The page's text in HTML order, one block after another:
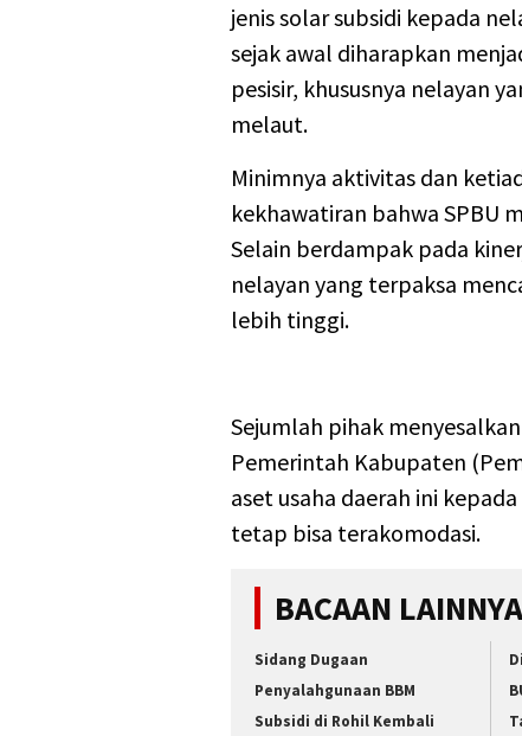
jenis solar subsidi kepada
sejak awal diharapkan
pesisir, khususnya nelayan
melaut.
Minimnya aktivitas dan
kekhawatiran bahwa SPBU
Selain berdampak pada
nelayan yang terpaksa
lebih tinggi.
Sejumlah pihak
Pemerintah Kabupaten
aset usaha daerah ini
tetap bisa terakomodasi.
BACAAN LAINNYA
Sidang Dugaan
Penyalahgunaan BBM
Subsidi di Rohil Kembali